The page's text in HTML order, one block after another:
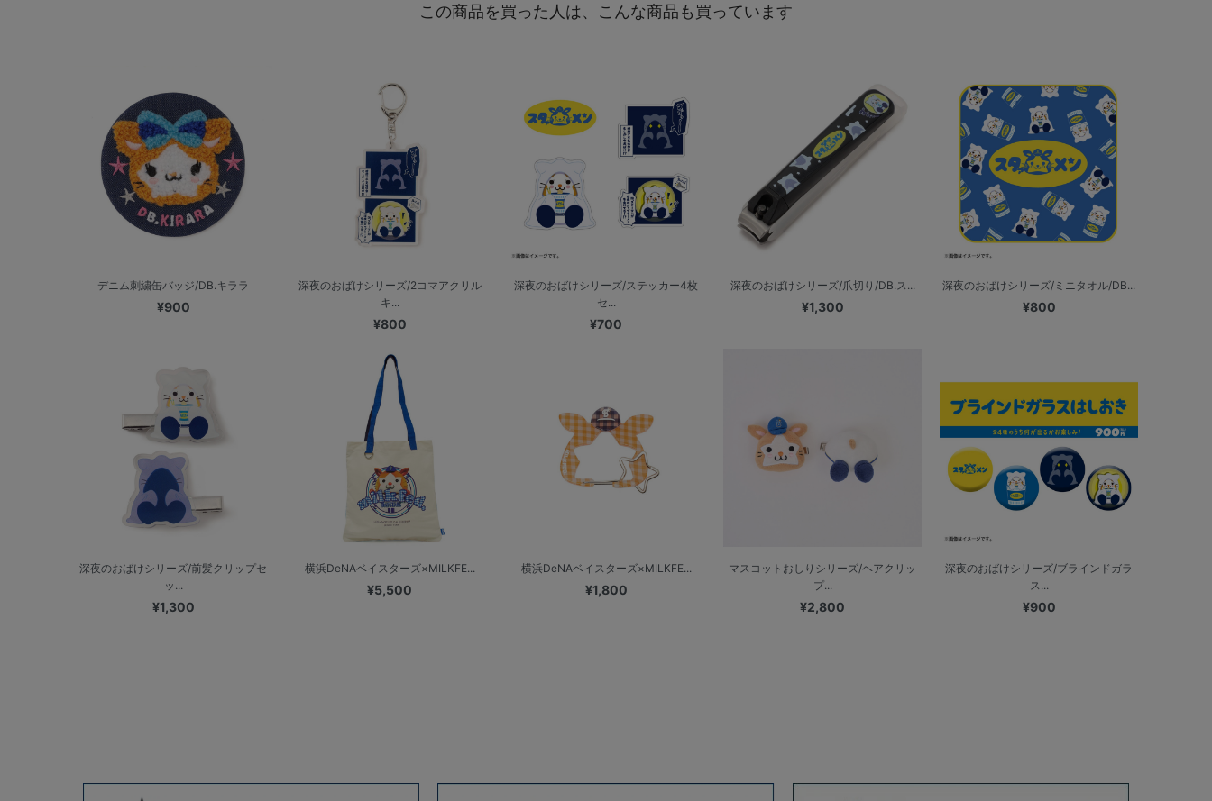
この商品を買った人は、こんな商品も買っています
デニム刺繍缶バッジ/DB.キララ
¥900
深夜のおばけシリーズ/2コマアクリル
キ...
¥800
深夜のおばけシリーズ/ステッカー4枚
セ...
¥700
深夜のおばけシリーズ/爪切り/DB.ス...
¥1,300
深夜のおばけシリーズ/ミニタオル/DB...
¥800
深夜のおばけシリーズ/前髪クリップセ
ッ...
¥1,300
横浜DeNAベイスターズ×MILKFE...
¥5,500
横浜DeNAベイスターズ×MILKFE...
¥1,800
マスコットおしりシリーズ/ヘアクリッ
プ...
¥2,800
深夜のおばけシリーズ/ブラインドガラ
ス...
¥900